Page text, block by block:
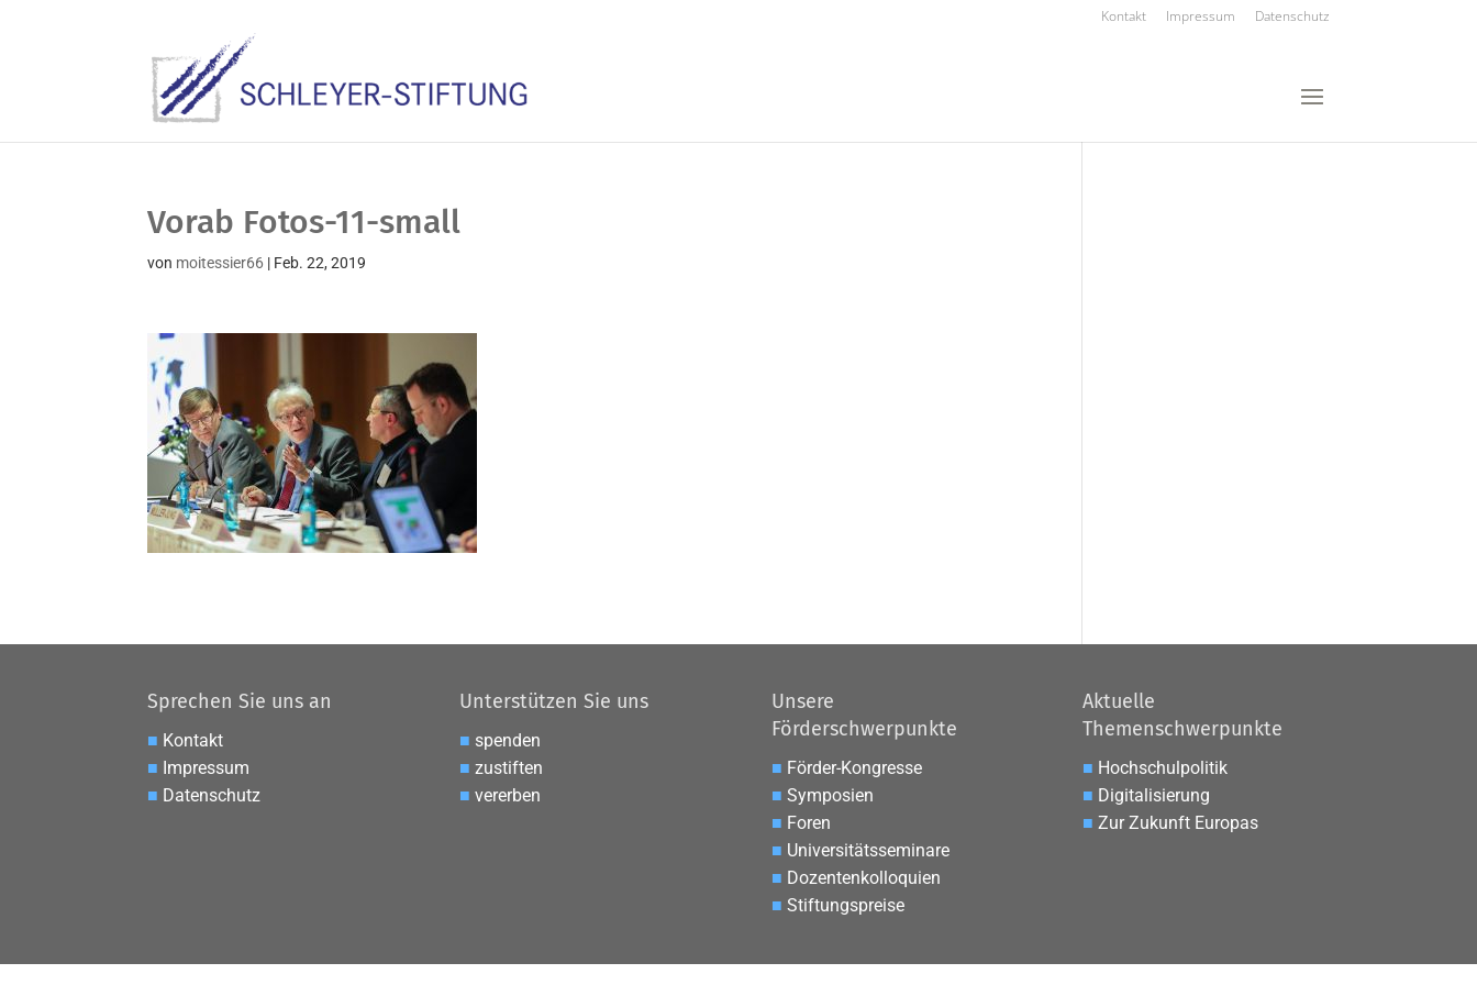
Kontakt Impressum Datenschutz
Vorab Fotos-11-small
von moitessier66 | Feb. 22, 2019
Sprechen Sie uns an
■ Kontakt
■ Impressum
■ Datenschutz
Unterstützen Sie uns
■ spenden
■ zustiften
■ vererben
Unsere
Förderschwerpunkte
■ Förder-Kongresse
■ Symposien
■ Foren
■ Universitätsseminare
■ Dozentenkolloquien
■ Stiftungspreise
Aktuelle
Themenschwerpunkte
■ Hochschulpolitik
■ Digitalisierung
■ Zur Zukunft Europas